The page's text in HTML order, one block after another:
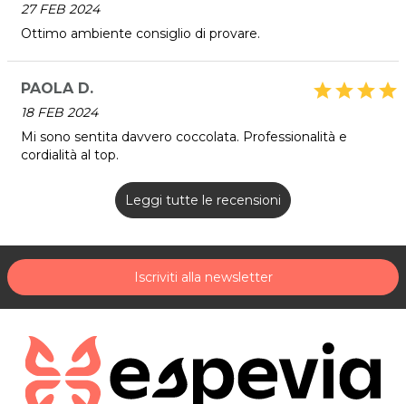
27 FEB 2024
Ottimo ambiente consiglio di provare.
PAOLA D.
18 FEB 2024
star
star
star
star
Mi sono sentita davvero coccolata. Professionalità e
cordialità al top.
Leggi tutte le recensioni
Iscriviti alla newsletter